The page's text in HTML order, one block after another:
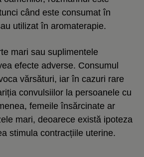
când este consumat în
utilizat în aromaterapie.
mari sau suplimentele
efecte adverse. Consumul
vărsături, iar în cazuri rare
convulsiilor la persoanele cu
femeile însărcinate ar
mari, deoarece există ipoteza
stimula contracțiile uterine.